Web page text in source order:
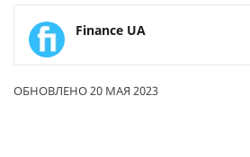
Finance UA
ОБНОВЛЕНО 20 МАЯ 2023